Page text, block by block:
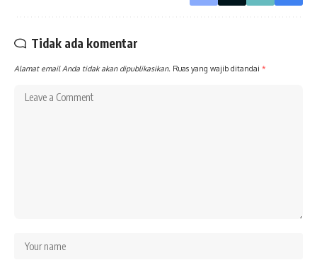
Tidak ada komentar
Alamat email Anda tidak akan dipublikasikan. Ruas yang wajib ditandai *